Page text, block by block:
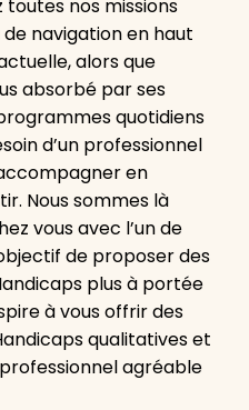
toutes nos missions
navigation en haut
alors que
absorbé par ses
quotidiens
d’un professionnel
en
Nous sommes là
vous avec l’un de
de proposer des
plus à portée
à vous offrir des
qualitatives et
agréable